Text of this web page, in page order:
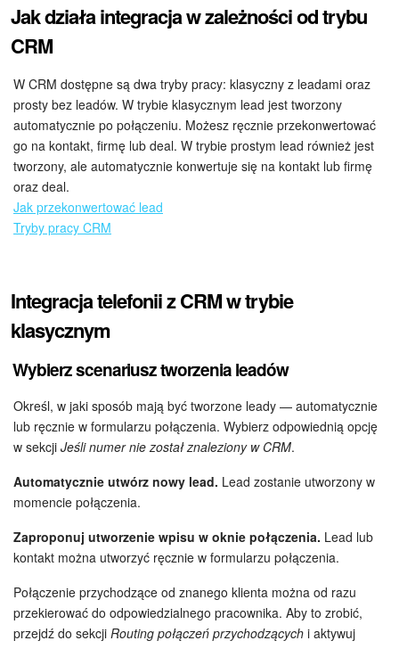
Baza Wiedzy
Wsparcie Bitrix24
AI CoPilot
Bitrix24 On-premise
e-Podpis
Telefonia
Kreator BI
Sklep online
Workflow
Centrum Sprzedaży
Kwestie ogólne
Collaby
Rezerwacja online
Jak działa integracja w zależności od trybu
CRM
W CRM dostępne są dwa tryby pracy: klasyczny z leadami oraz
prosty bez leadów. W trybie klasycznym lead jest tworzony
automatycznie po połączeniu. Możesz ręcznie przekonwertować
go na kontakt, firmę lub deal. W trybie prostym lead również jest
tworzony, ale automatycznie konwertuje się na kontakt lub firmę
oraz deal.
Jak przekonwertować lead
Tryby pracy CRM
Integracja telefonii z CRM w trybie
klasycznym
Wybierz scenariusz tworzenia leadów
Określ, w jaki sposób mają być tworzone leady — automatycznie
lub ręcznie w formularzu połączenia. Wybierz odpowiednią opcję
w sekcji Jeśli numer nie został znaleziony w CRM.
Automatycznie utwórz nowy lead. Lead zostanie utworzony w
momencie połączenia.
Zaproponuj utworzenie wpisu w oknie połączenia. Lead lub
kontakt można utworzyć ręcznie w formularzu połączenia.
Połączenie przychodzące od znanego klienta można od razu
przekierować do odpowiedzialnego pracownika. Aby to zrobić,
przejdź do sekcji Routing połączeń przychodzących i aktywuj